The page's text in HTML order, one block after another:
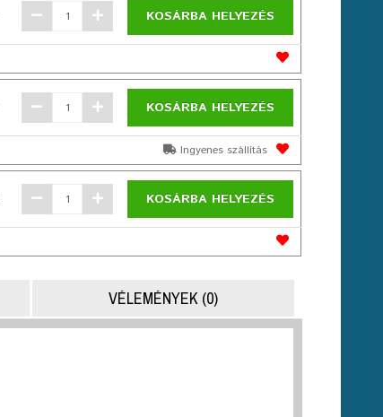
KOSÁRBA HELYEZÉS
KOSÁRBA HELYEZÉS
Ingyenes szállítás
KOSÁRBA HELYEZÉS
VÉLEMÉNYEK (0)